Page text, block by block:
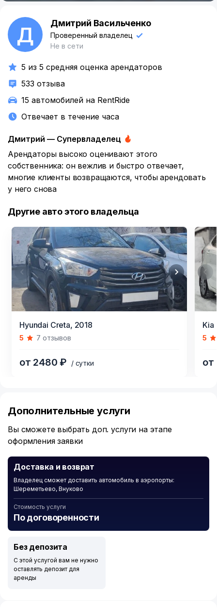
Д Дмитрий Васильченко
Проверенный владелец
Не в сети
5 из 5 средняя оценка арендаторов
533 отзыва
15 автомобилей на RentRide
Отвечает в течение часа
Дмитрий — Супервладелец
Арендаторы высоко оценивают этого
собственника: он вежлив и быстро отвечает,
многие клиенты возвращаются, чтобы арендовать
у него снова
Другие авто этого владельца
Hyundai Creta, 2018
5 7 отзывов
от 2480 ₽ / сутки
Kia
5
of
6
Дополнительные услуги
Вы сможете выбрать доп. услуги на этапе
оформления заявки
Доставка и возврат
Владелец сможет доставить автомобиль в аэропорты:
Шереметьево, Внуково
Стоимость услуги
По договоренности
Без депозита
С этой услугой вам не нужно
оставлять депозит для
аренды